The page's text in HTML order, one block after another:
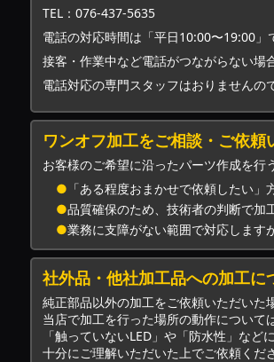
TEL：076-437-5635
電話の対応時間は「平日10:00〜19:00」
接客・作業中など電話がつながらない場
電話対応の専門スタッフはおりませんの
ワンオフ加工をご相談・ご依頼
お客様のご希望に沿ったパーツ作成を行
● 「ある程度おまかせで依頼したい
●品質確保のため、技術者の判断で加
●業務に支障がない範囲で対応します
社外品・他社加工品への加工に
純正部品以外の加工をご依頼いただいた
当店で加工を行った場所の動作について
「触っていないLED」や「防水性」など
十分にご理解いただいた上でご依頼くだ